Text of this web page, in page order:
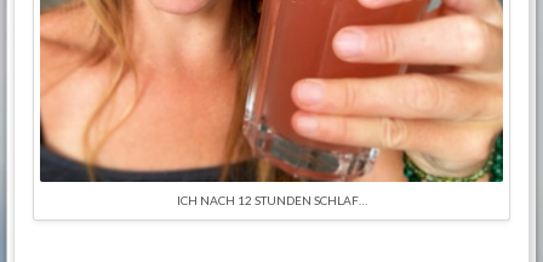
ICH NACH 12 STUNDEN SCHLAF…